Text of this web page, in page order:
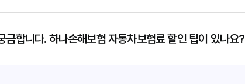
합니다. 하나손해보험 자동차보험료 할인 팁이 있나요?